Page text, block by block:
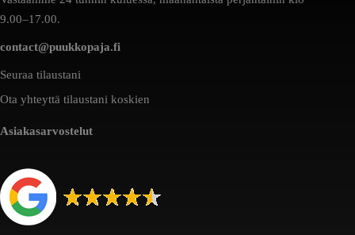
9.00–17.00.
contact@puukkopaja.fi
Seuraa tilaustani
Ota yhteyttä tilaustani koskien
Asiakasarvostelut